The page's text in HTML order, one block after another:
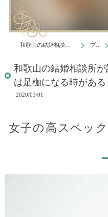
ブログ
和歌山の結婚相談所
は足枷になる時がある
2020/03/01
女子の高スペッ